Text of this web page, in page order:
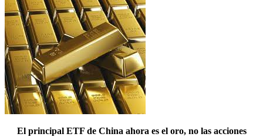
El principal ETF de China ahora es el oro, no las acciones